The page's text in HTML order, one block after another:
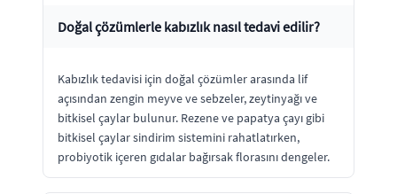
Doğal çözümlerle kabızlık nasıl tedavi edilir?
Kabızlık tedavisi için doğal çözümler arasında lif
açısından zengin meyve ve sebzeler, zeytinyağı ve
bitkisel çaylar bulunur. Rezene ve papatya çayı gibi
bitkisel çaylar sindirim sistemini rahatlatırken,
probiyotik içeren gıdalar bağırsak florasını dengeler.